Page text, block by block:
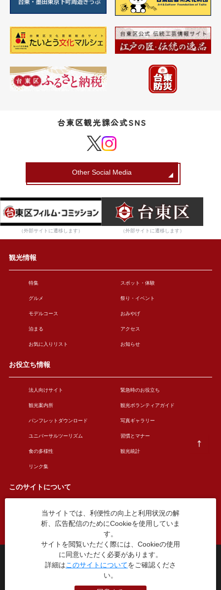
台東区観光課公式SNS
Other Social Media
（外部サイトに遷移します） （外部サイトに遷移します）
観光情報
特集 スポット・体験
グルメ 祭り・イベント
モデルコース おみやげ
泊まる アクセス
お気に入りリスト お知らせ
お役立ち情報
法人向けサイト 緊急時のお役立ち
観光案内所 観光ボランティアガイド
パンフレットダウンロード 写真ギャラリー
ユニバーサルツーリズム 習慣とマナー
食の多様性 観光統計
リンク集
このサイトについて
このサイトについて 広告掲載について
お問い合わせ
台東区役所観光課
〒110-8615 東京都台東区東上野4丁目5番6号
TEL：03-5246-1151
当サイトでは、利便性の向上と利用状況の解
析、広告配信のためにCookieを使用していま
す。
サイトを閲覧いただく際には、Cookieの使用
に同意いただく必要があります。
詳細はこのサイトについてをご確認くださ
い。